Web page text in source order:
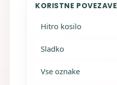
KORISTNE POVEZAVE
Hitro kosilo
Sladko
Vse oznake